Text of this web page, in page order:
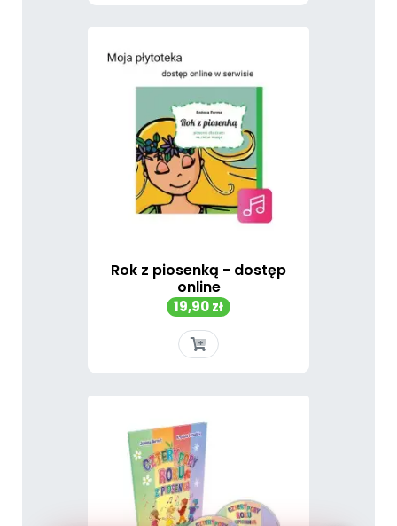
Rok z piosenką - dostęp
online
Cena
19,90 zł